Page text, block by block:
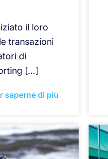
il loro
transazioni
di
[…]
saperne di più